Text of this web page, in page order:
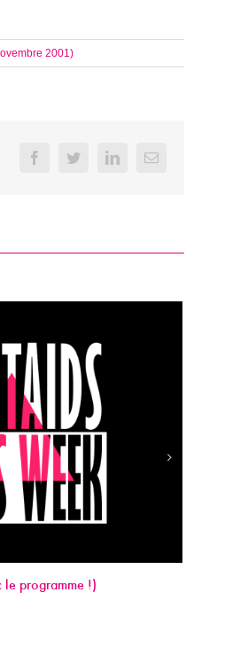
2001)
FacebookTwitterLinkedInEmail
qu’on guérit ?
2017